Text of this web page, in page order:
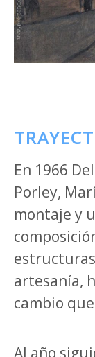
En 1966
Porley,
montaje y
artesanía,
cambio
Al año